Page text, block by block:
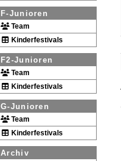
F-Junioren
Team
Kinderfestivals
F2-Junioren
Team
Kinderfestivals
G-Junioren
Team
Kinderfestivals
Archiv